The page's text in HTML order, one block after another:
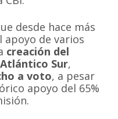
desde hace más
apoyo de varios
creación del
Sur,
a voto, a pesar
apoyo del 65%